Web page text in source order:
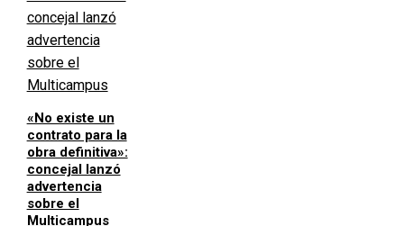
«No existe un
contrato para la
obra definitiva»:
concejal lanzó
advertencia
sobre el
Multicampus